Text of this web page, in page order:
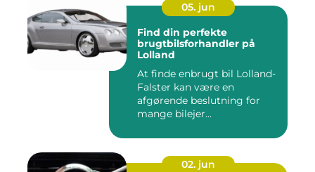
05. jun
Find din perfekte
brugtbilsforhandler på
Lolland
At finde enbrugt bil Lolland-
Falster kan være en
afgørende beslutning for
mange bilejer...
02. jun